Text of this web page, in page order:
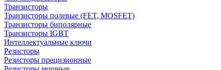
Транзисторы
Транзисторы полевые (FET, MOSFET)
Транзисторы биполярные
Транзисторы IGBT
Интеллектуальные ключи
Резисторы
Резисторы прецизионные